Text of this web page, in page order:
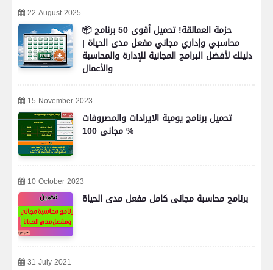
22 August 2025
📦 حزمة العمالقة! تحميل أقوى 50 برنامج
محاسبي وإداري مجاني مفعل مدى الحياة |
دليلك لأفضل البرامج المجانية للإدارة والمحاسبة
والأعمال
15 November 2023
تحميل برنامج يومية الايرادات والمصروفات
مجانى 100 %
10 October 2023
برنامج محاسبة مجانى كامل مفعل مدى الحياة
31 July 2021